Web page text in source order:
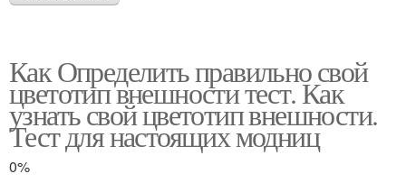
Как Определить правильно свой
цветотип внешности тест. Как
узнать свой цветотип внешности.
Тест для настоящих модниц
0%